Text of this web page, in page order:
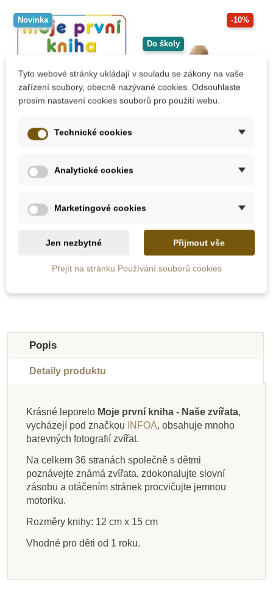
Novinka
INFOA Moje první
-10%
Do školy
MyMoo - Leporelo -
331 Kč368 Kč
Na dotaz
INFOA Moje první
kniha - Slova
165 Kč
Zobrazit detail
Už to znáš? První
slova
Skladem
MyMoo - Textilní
leporelo - kontrastní
368 Kč
Přidat do košíku
Baby Signs Leporelo
Znakujeme v Zoo
Skladem
Už to znáš? Tvoje
tělo
155 Kč
Přidat do košíku
MyMoo - Textilní
leporelo - Procházka
lesem
Skladem
Taf Toys Knížka pro
nejmenší, Savana
425 Kč
Přidat do košíku
Taf Toys Knížka pro
nejmenší zahrada
Popis
Detaily produktu
Krásné leporelo Moje první kniha - Naše zvířata,
vycházejí pod značkou
INFOA, obsahuje mnoho
barevných fotografií zvířat.
Na celkem 36 stranách společně s dětmi
poznávejte známá zvířata, zdokonalujte slovní
zásobu a otáčením stránek procvičujte jemnou
motoriku.
Rozměry knihy: 12 cm x 15 cm
Vhodné pro děti od 1 roku.
Tyto webové stránky ukládají v souladu se zákony na vaše
zařízení soubory, obecně nazývané cookies. Odsouhlaste
prosím nastavení cookies souborů pro použití webu.
Technické cookies
Analytické cookies
Marketingové cookies
Jen nezbytné Přijmout vše
Přejít na stránku Používání souborů cookies